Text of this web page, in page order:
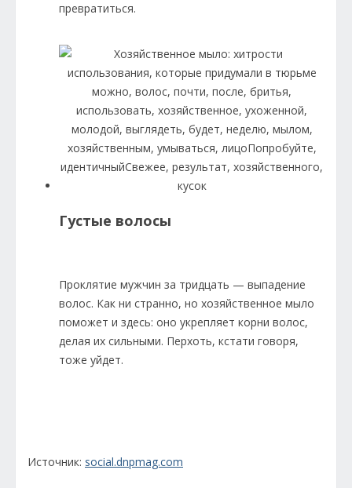
превратиться.
Густые волосы
Проклятие мужчин за тридцать — выпадение
волос. Как ни странно, но хозяйственное мыло
поможет и здесь: оно укрепляет корни волос,
делая их сильными. Перхоть, кстати говоря,
тоже уйдет.
Источник: social.dnpmag.com